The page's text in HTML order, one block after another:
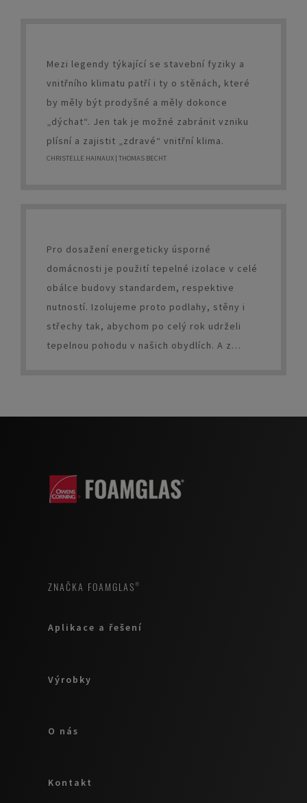
Mezi legendy týkající se stavební fyziky a
vnitřního klimatu patří i ty o stěnách, které
by měly být prodyšné a měly dokonce
„dýchat“. Jen tak je možné zabránit vzniku
plísní a zajistit „zdravé“ vnitřní klima.
CHRISTELLE HAINAUX | THOMAS BECHT
Pro dosažení energeticky úsporné
domácnosti je použití tepelné izolace v celé
obálce budovy standardem, respektive
nutností. Izolujeme proto podlahy, stěny i
střechy tak, abychom po celý rok udrželi
tepelnou pohodu v našich obydlích. A z
ZNAČKA FOAMGLAS®
Aplikace a řešení
Výrobky
O nás
Kontakt